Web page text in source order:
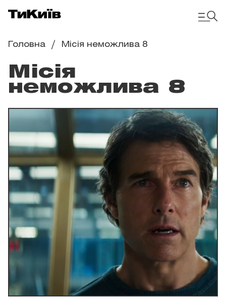
Головна Місія неможлива 8
Місія
неможлива 8